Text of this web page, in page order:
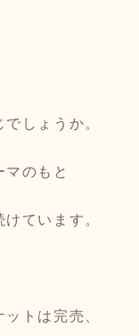
しょうか。
のもと
ています。
トは完売、